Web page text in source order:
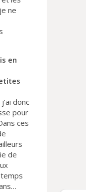
ne
en
donc
pour
ces
de